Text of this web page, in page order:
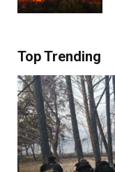
Top Trending